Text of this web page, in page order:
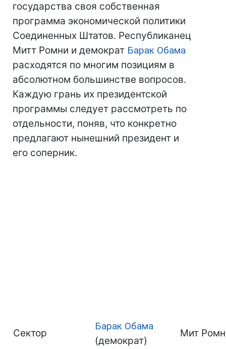
государства своя собственная
программа экономической политики
Соединенных Штатов. Республиканец
Митт Ромни и демократ Барак Обама
расходятся по многим позициям в
абсолютном большинстве вопросов.
Каждую грань их президентской
программы следует рассмотреть по
отдельности, поняв, что конкретно
предлагают нынешний президент и
его соперник.
Сектор
Барак Обама
(демократ)
Мит